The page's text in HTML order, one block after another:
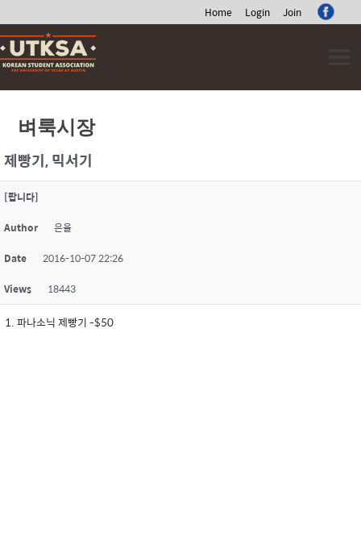
Home Login Join
Skip
to
content
벼룩시장
제빵기, 믹서기
[팝니다]
Author 은율
Date 2016-10-07 22:26
Views 18443
파나소닉 제빵기 -$50